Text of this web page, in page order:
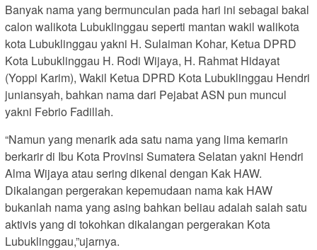
Banyak nama yang bermunculan pada hari ini sebagai bakal
calon walikota Lubuklinggau seperti mantan wakil walikota
kota Lubuklinggau yakni H. Sulaiman Kohar, Ketua DPRD
Kota Lubuklinggau H. Rodi Wijaya, H. Rahmat Hidayat
(Yoppi Karim), Wakil Ketua DPRD Kota Lubuklinggau Hendri
juniansyah, bahkan nama dari Pejabat ASN pun muncul
yakni Febrio Fadillah.
“Namun yang menarik ada satu nama yang lima kemarin
berkarir di Ibu Kota Provinsi Sumatera Selatan yakni Hendri
Alma Wijaya atau sering dikenal dengan Kak HAW.
Dikalangan pergerakan kepemudaan nama kak HAW
bukanlah nama yang asing bahkan beliau adalah salah satu
aktivis yang di tokohkan dikalangan pergerakan Kota
Lubuklinggau,”ujarnya.